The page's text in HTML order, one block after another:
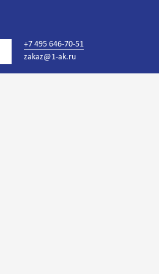
+7 495 646-70-51
zakaz@1-ak.ru